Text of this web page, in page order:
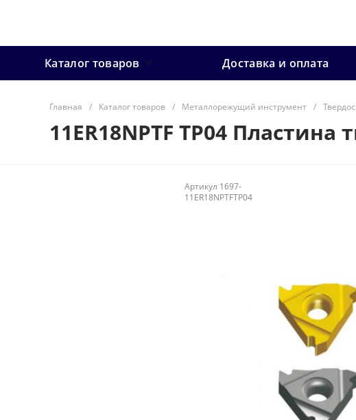
Каталог товаров Доставка и оплата
Главная / Каталог товаров / Металлорежущий инструмент /
11ER18NPTF TP04 Пластина
Артикул 1697-
11ER18NPTFTP04